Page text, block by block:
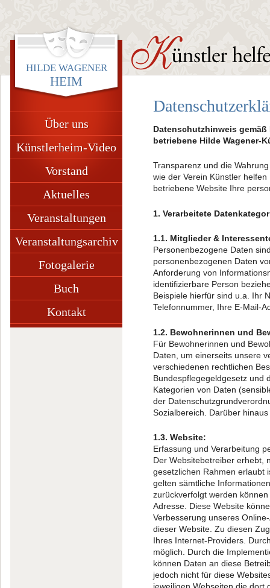
Hauptmenü Zum Inhalt
wechseln
HILDE WAGENER
HEIM
Über uns
Künstlerheim-Video
Vorstand
Aktuelles
Veranstaltungen
Veranstaltungsarchiv
Fotogalerie
Buch
Kontakt
Datenschutzhinweis
betriebene Hilde Wagener-
Transparenz und die
wie der Verein Künstler
betriebene Website Ihre
1. Verarbeitete
1.1. Mitglieder &
Personenbezogene Daten
personenbezogenen Daten
Anforderung von
identifizierbare Person
Beispiele hierfür sind u.a. Ihr
Telefonnummer, Ihre E-Mail-
1.2. Bewohnerinnen und
Für Bewohnerinnen und
Daten, um einerseits unsere
verschiedenen rechtlichen
Bundespflegegeldgesetz und
Kategorien von Daten
der
Sozialbereich. Darüber
1.3. Website:
Erfassung und Verarbeitung
Der Websitebetreiber erhebt,
gesetzlichen Rahmen erlaubt
gelten sämtliche
zurückverfolgt werden
Adresse. Diese Website
Verbesserung unseres
dieser Website. Zu diesen
Ihres Internet-Providers.
möglich. Durch die
können Daten an diese
jedoch nicht für diese